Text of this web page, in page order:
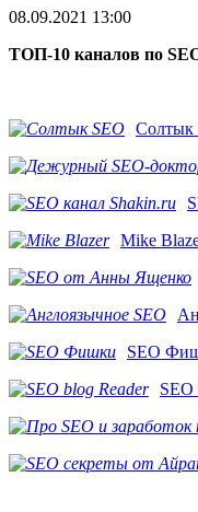
08.09.2021 13:00
ТОП-10 каналов по
Солтык
Mike
SEO
SEO